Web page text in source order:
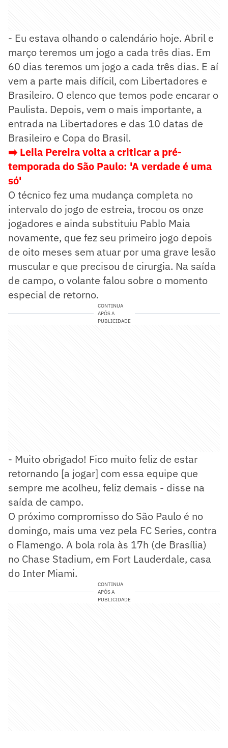
- Eu estava olhando o calendário hoje. Abril e
março teremos um jogo a cada três dias. Em
60 dias teremos um jogo a cada três dias. E aí
vem a parte mais difícil, com Libertadores e
Brasileiro. O elenco que temos pode encarar o
Paulista. Depois, vem o mais importante, a
entrada na Libertadores e das 10 datas de
Brasileiro e Copa do Brasil.
➡️ Leila Pereira volta a criticar a pré-
temporada do São Paulo: 'A verdade é uma
só'
O técnico fez uma mudança completa no
intervalo do jogo de estreia, trocou os onze
jogadores e ainda substituiu Pablo Maia
novamente, que fez seu primeiro jogo depois
de oito meses sem atuar por uma grave lesão
muscular e que precisou de cirurgia. Na saída
de campo, o volante falou sobre o momento
especial de retorno.
CONTINUA
APÓS A
PUBLICIDADE
- Muito obrigado! Fico muito feliz de estar
retornando [a jogar] com essa equipe que
sempre me acolheu, feliz demais - disse na
saída de campo.
O próximo compromisso do São Paulo é no
domingo, mais uma vez pela FC Series, contra
o Flamengo. A bola rola às 17h (de Brasília)
no Chase Stadium, em Fort Lauderdale, casa
do Inter Miami.
CONTINUA
APÓS A
PUBLICIDADE